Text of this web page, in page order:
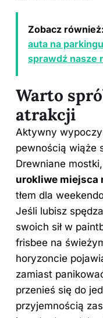
Zobacz również:
auta na
sprawdź nasze
Warto
atrakcji
Aktywny
pewnością wiąże
Drewniane
urokliwe miejsca
tłem dla
Jeśli lubisz
swoich sił w
frisbee na
horyzoncie
zamiast
przenieś się do
przyjemnością